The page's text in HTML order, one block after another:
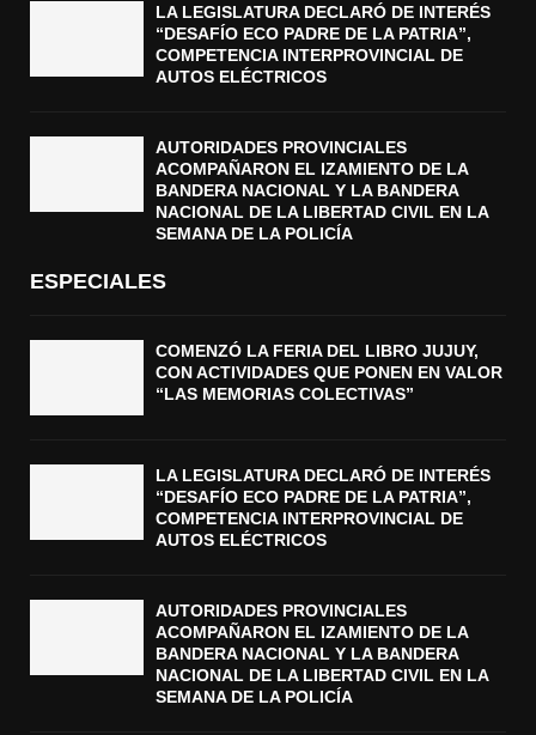
LA LEGISLATURA DECLARÓ DE INTERÉS
“DESAFÍO ECO PADRE DE LA PATRIA”,
COMPETENCIA INTERPROVINCIAL DE
AUTOS ELÉCTRICOS
AUTORIDADES PROVINCIALES
ACOMPAÑARON EL IZAMIENTO DE LA
BANDERA NACIONAL Y LA BANDERA
NACIONAL DE LA LIBERTAD CIVIL EN LA
SEMANA DE LA POLICÍA
ESPECIALES
COMENZÓ LA FERIA DEL LIBRO JUJUY,
CON ACTIVIDADES QUE PONEN EN VALOR
“LAS MEMORIAS COLECTIVAS”
LA LEGISLATURA DECLARÓ DE INTERÉS
“DESAFÍO ECO PADRE DE LA PATRIA”,
COMPETENCIA INTERPROVINCIAL DE
AUTOS ELÉCTRICOS
AUTORIDADES PROVINCIALES
ACOMPAÑARON EL IZAMIENTO DE LA
BANDERA NACIONAL Y LA BANDERA
NACIONAL DE LA LIBERTAD CIVIL EN LA
SEMANA DE LA POLICÍA